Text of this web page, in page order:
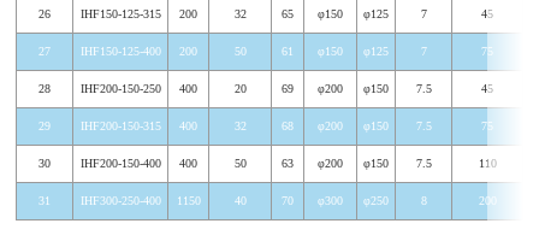
26 IHF150-125-315 200 32 65 φ150 φ125 7 45
27 IHF150-125-400 200 50 61 φ150 φ125 7 75
28 IHF200-150-250 400 20 69 φ200 φ150 7.5 45
29 IHF200-150-315 400 32 68 φ200 φ150 7.5 75
30 IHF200-150-400 400 50 63 φ200 φ150 7.5 110
31 IHF300-250-400 1150 40 70 φ300 φ250 8 200